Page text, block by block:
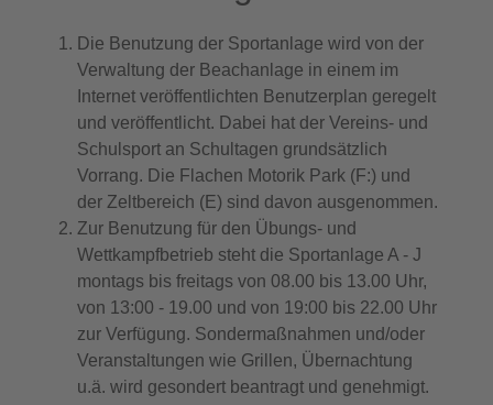
Die Benutzung der Sportanlage wird von der
Verwaltung der Beachanlage in einem im
Internet veröffentlichten Benutzerplan geregelt
und veröffentlicht. Dabei hat der Vereins- und
Schulsport an Schultagen grundsätzlich
Vorrang. Die Flachen Motorik Park (F:) und
der Zeltbereich (E) sind davon ausgenommen.
Zur Benutzung für den Übungs- und
Wettkampfbetrieb steht die Sportanlage A - J
montags bis freitags von 08.00 bis 13.00 Uhr,
von 13:00 - 19.00 und von 19:00 bis 22.00 Uhr
zur Verfügung. Sondermaßnahmen und/oder
Veranstaltungen wie Grillen, Übernachtung
u.ä. wird gesondert beantragt und genehmigt.